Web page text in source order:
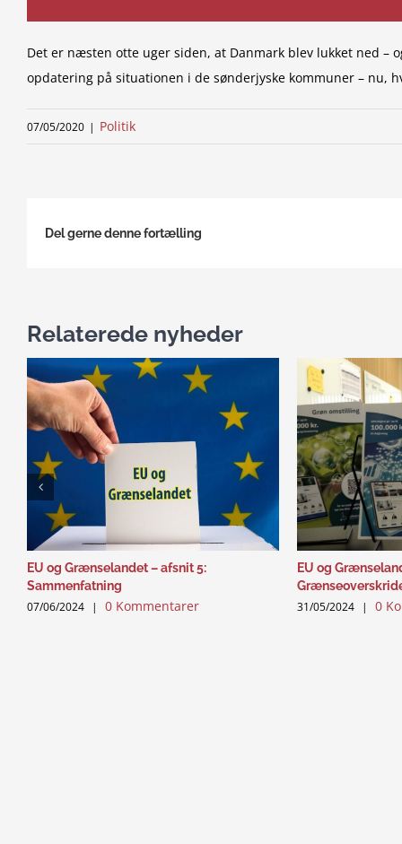
Det er næsten otte uger siden, at Danmark blev lukket ned –
opdatering på situationen i de sønderjyske kommuner – nu,
07/05/2020 | Politik
Del gerne denne fortælling
Relaterede nyheder
EU og Grænselandet – afsnit 5:
Sammenfatning
07/06/2024 | 0 Kommentarer
EU og
31/05/2024 | 0